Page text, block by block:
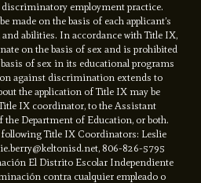
discriminatory employment practice.
made on the basis of each applicant’s
abilities. In accordance with Title IX,
on the basis of sex and is prohibited
of sex in its educational programs
against discrimination extends to
the application of Title IX may be
IX coordinator, to the Assistant
Department of Education, or both.
Title IX Coordinators: Leslie
806-826-5795
El Distrito Escolar Independiente
contra cualquier empleado o